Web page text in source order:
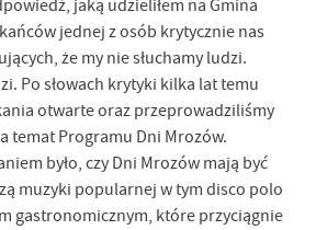
jaką udzieliłem na Gmina
jednej z osób krytycznie nas
że my nie słuchamy ludzi.
Po słowach krytyki kilka lat temu
otwarte oraz przeprowadziliśmy
temat Programu Dni Mrozów.
było, czy Dni Mrozów mają być
muzyki popularnej w tym disco polo
gastronomicznym, które przyciągnie